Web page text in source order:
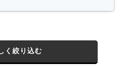
く絞り込む